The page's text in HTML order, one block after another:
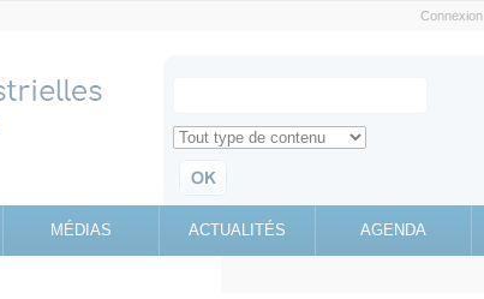
Connexion
Search for
Retrouvez toute l'information sur le site education.gouv.fr
MÉDIAS ACTUALITÉS AGENDA